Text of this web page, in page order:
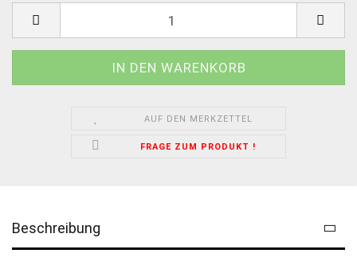
AUF DEN MERKZETTEL
FRAGE ZUM PRODUKT !
Beschreibung